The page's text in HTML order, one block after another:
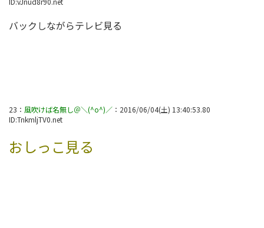
バックしながらテレビ見る
23 ： 風吹けば名無し＠＼(^o^)／ ： 2016/06/04(土) 13:40:53.80
ID:TnkmljTV0.net
おしっこ見る